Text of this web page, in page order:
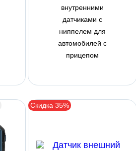
внутренними
датчиками с
ниппелем для
автомобилей с
прицепом
Скидка 35%